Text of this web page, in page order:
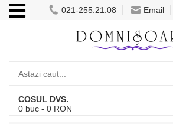
021-255.21.08 Email
COSUL DVS.
0 buc - 0 RON